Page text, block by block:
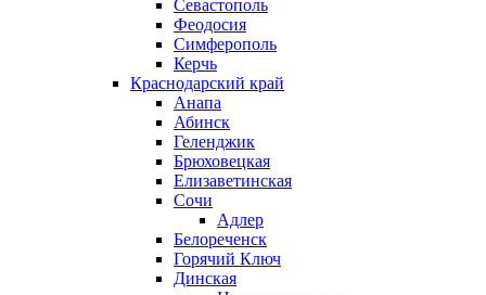
Севастополь
Феодосия
Симферополь
Керчь
Краснодарский край
Анапа
Абинск
Геленджик
Брюховецкая
Елизаветинская
Сочи
Адлер
Белореченск
Горячий Ключ
Динская